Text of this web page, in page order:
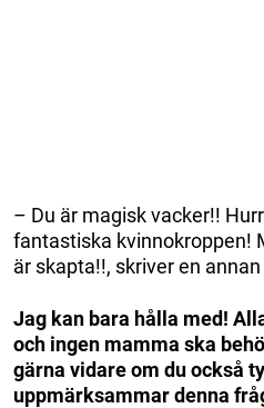
– Du är magisk vacker!!
fantastiska kvinnokroppen!
är skapta!!, skriver en
Jag kan bara hålla med!
och ingen mamma ska
gärna vidare om du också
uppmärksammar denna